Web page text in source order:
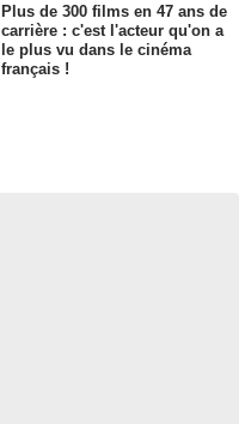
Plus de 300 films en 47 ans de
carrière : c'est l'acteur qu'on a
le plus vu dans le cinéma
français !